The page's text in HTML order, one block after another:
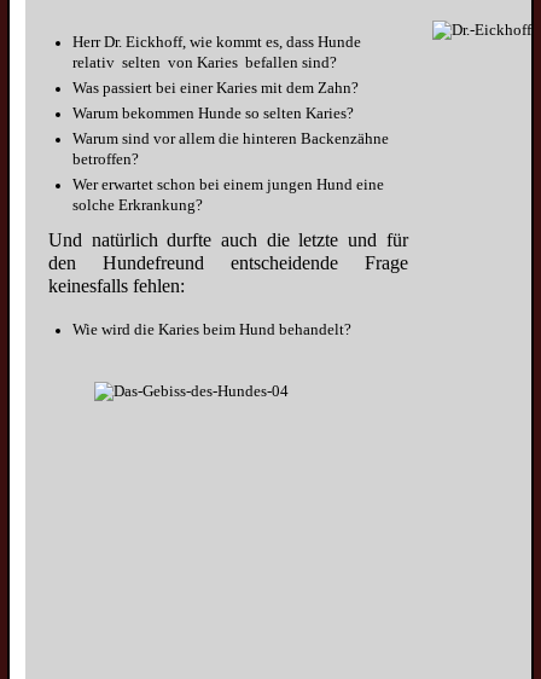
Herr Dr. Eickhoff, wie kommt es, dass Hunde
relativ selten von Karies befallen sind?
Was passiert bei einer Karies mit dem Zahn?
Warum bekommen Hunde so selten Karies?
Warum sind vor allem die hinteren Backenzähne
betroffen?
Wer erwartet schon bei einem jungen Hund eine
solche Erkrankung?
Und natürlich durfte auch die letzte und für
den Hundefreund entscheidende Frage
keinesfalls fehlen:
Wie wird die Karies beim Hund behandelt?
Wolfsspitzwelpen
Großspitzwelpen
Mittelspitzwelpen
Kleinspitzwelpen
Zwergspitzwelpen
Junghunde
Wolfsspitzjunghunde
Kleinspitzjunghunde